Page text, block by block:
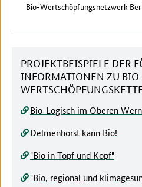
Bio-Wertschöpfungsnetzwerk
PROJEKTBEISPIELE DER
INFORMATIONEN ZU BIO-
Bio-Logisch im Oberen
Delmenhorst kann Bio!
"Bio in Topf und Kopf"
"Bio, regional und